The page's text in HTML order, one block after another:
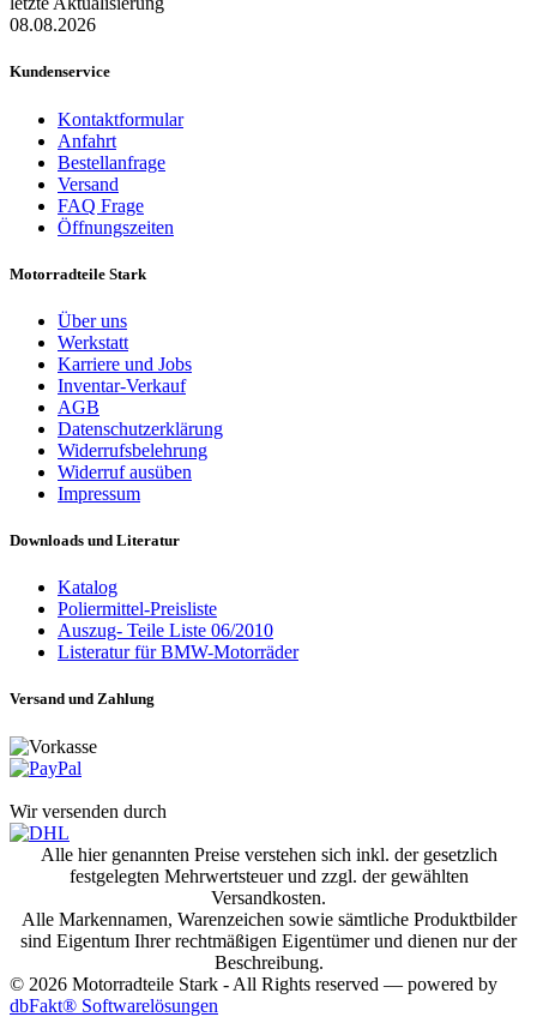
08.08.2026
Kundenservice
Kontaktformular
Anfahrt
Bestellanfrage
Versand
FAQ Frage
Öffnungszeiten
Motorradteile Stark
Über uns
Werkstatt
Karriere und Jobs
Inventar-Verkauf
AGB
Datenschutzerklärung
Widerrufsbelehrung
Widerruf ausüben
Impressum
Downloads und Literatur
Katalog
Poliermittel-Preisliste
Auszug- Teile Liste 06/2010
Listeratur für BMW-Motorräder
Versand und Zahlung
Wir versenden durch
Alle hier genannten Preise verstehen sich inkl. der gesetzlich
festgelegten Mehrwertsteuer und zzgl. der gewählten
Versandkosten.
Alle Markennamen, Warenzeichen sowie sämtliche Produktbilder
sind Eigentum Ihrer rechtmäßigen Eigentümer und dienen nur der
Beschreibung.
© 2026 Motorradteile Stark - All Rights reserved — powered by
dbFakt® Softwarelösungen